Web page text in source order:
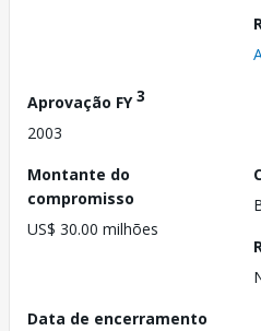
Aprovação FY3
2003
Montante do
compromisso
US$ 30.00 milhões
Data de encerramento